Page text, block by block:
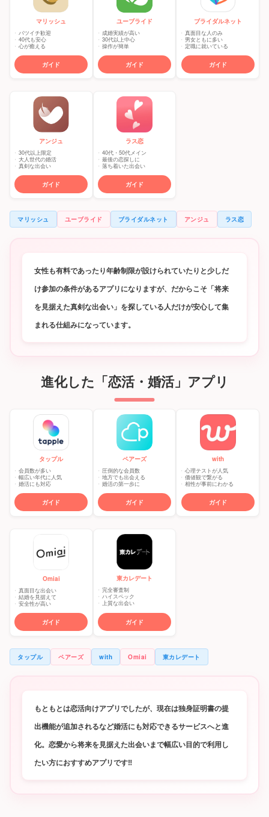
マリッシュ
バツイチ歓迎
40代も安心
心が癒える
ガイド
ユーブライド
成婚実績が高い
30代以上中心
操作が簡単
ガイド
ブライダルネット
真面目な人のみ
男女ともに多い
定職に就いている
ガイド
アンジュ
30代以上限定
大人世代の婚活
真剣な出会い
ガイド
ラス恋
40代・50代メイン
最後の恋探しに
落ち着いた出会い
ガイド
マリッシュ ユーブライド ブライダルネット アンジュ ラス恋
女性も有料であったり年齢制限が設けられていたりと少しだ
け参加の条件があるアプリになりますが、だからこそ「将来
を見据えた真剣な出会い」を探している人だけが安心して集
まれる仕組みになっています。
進化した「恋活・婚活」アプリ
タップル
会員数が多い
幅広い年代に人気
婚活にも対応
ガイド
ペアーズ
圧倒的な会員数
地方でも出会える
婚活の第一歩に
ガイド
with
心理テストが人気
価値観で繋がる
相性が事前にわかる
ガイド
Omiai
真面目な出会い
結婚を見据えて
安全性が高い
ガイド
東カレデート
完全審査制
ハイスペック
上質な出会い
ガイド
タップル ペアーズ with Omiai 東カレデート
もともとは恋活向けアプリでしたが、現在は独身証明書の提
出機能が追加されるなど婚活にも対応できるサービスへと進
化。恋愛から将来を見据えた出会いまで幅広い目的で利用し
たい方におすすめアプリです‼